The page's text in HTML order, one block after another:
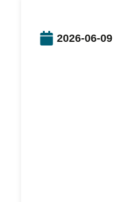
2026-06-09